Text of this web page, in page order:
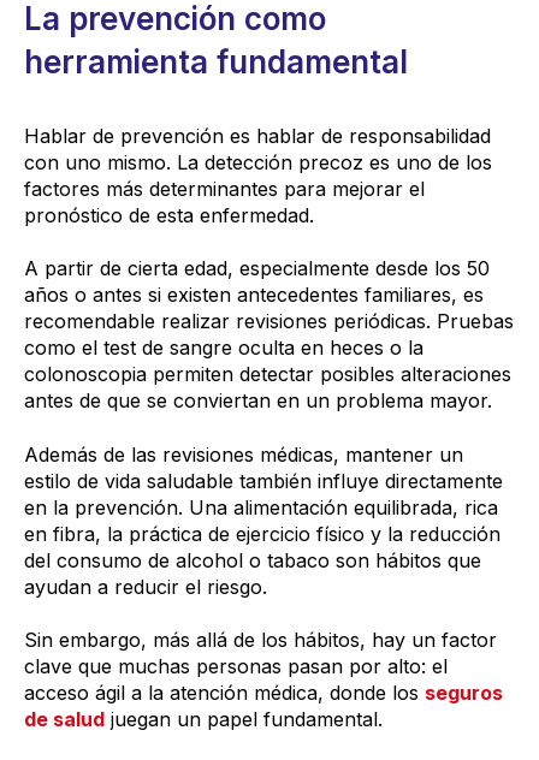
La prevención como
herramienta fundamental
Hablar de prevención es hablar de responsabilidad
con uno mismo. La detección precoz es uno de los
factores más determinantes para mejorar el
pronóstico de esta enfermedad.
A partir de cierta edad, especialmente desde los 50
años o antes si existen antecedentes familiares, es
recomendable realizar revisiones periódicas. Pruebas
como el test de sangre oculta en heces o la
colonoscopia permiten detectar posibles alteraciones
antes de que se conviertan en un problema mayor.
Además de las revisiones médicas, mantener un
estilo de vida saludable también influye directamente
en la prevención. Una alimentación equilibrada, rica
en fibra, la práctica de ejercicio físico y la reducción
del consumo de alcohol o tabaco son hábitos que
ayudan a reducir el riesgo.
Sin embargo, más allá de los hábitos, hay un factor
clave que muchas personas pasan por alto: el
acceso ágil a la atención médica, donde los seguros
de salud juegan un papel fundamental.